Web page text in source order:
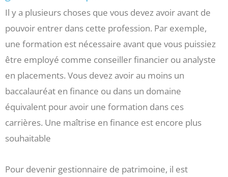
Il y a plusieurs choses que vous devez avoir avant de
pouvoir entrer dans cette profession. Par exemple,
une formation est nécessaire avant que vous puissiez
être employé comme conseiller financier ou analyste
en placements. Vous devez avoir au moins un
baccalauréat en finance ou dans un domaine
équivalent pour avoir une formation dans ces
carrières. Une maîtrise en finance est encore plus
souhaitable
Pour devenir gestionnaire de patrimoine, il est